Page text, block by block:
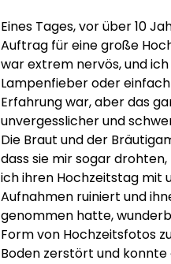
Eines Tages, vor über 10
Auftrag für eine große
war extrem nervös, und
Lampenfieber oder
Erfahrung war, aber das
unvergesslicher und
Die Braut und der
dass sie mir sogar
ich ihren Hochzeitstag mit
Aufnahmen ruiniert und
genommen hatte,
Form von Hochzeitsfotos
Boden zerstört und konnte